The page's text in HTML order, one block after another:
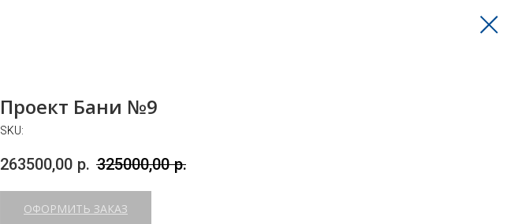
Проект Бани №9
SKU:
263500,00 р. 325000,00 р.
ОФОРМИТЬ ЗАКАЗ